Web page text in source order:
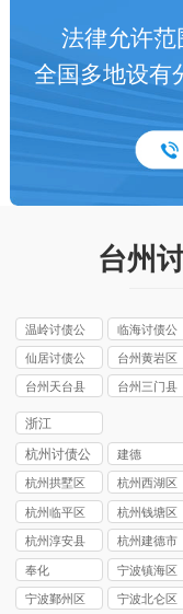
法律允许范
全国多地设有
台州
温岭讨债公
司
临海讨债公
司
仙居讨债公
司
台州黄岩区
讨债公司
台州天台县
讨债公司
台州三门县
浙江
杭州讨债公
司
建德
杭州拱墅区
讨债公司
杭州西湖区
讨债公司
杭州临平区
讨债公司
杭州钱塘区
讨债公司
杭州淳安县
讨债公司
杭州建德市
讨债公司
奉化
宁波镇海区
讨债公司
宁波鄞州区
宁波北仑区